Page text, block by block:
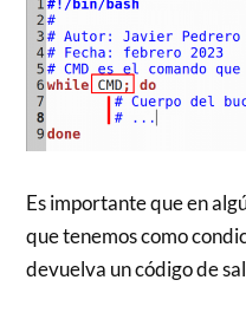
Es importante que en
que tenemos como
devuelva un código de